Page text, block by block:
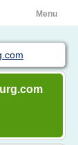
Menu